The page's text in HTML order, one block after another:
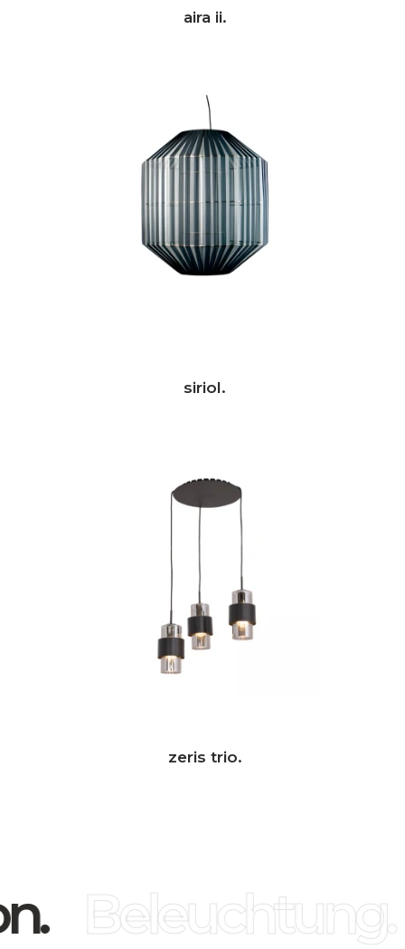
aira ii.
siriol.
zeris trio.
Beleuchtung.